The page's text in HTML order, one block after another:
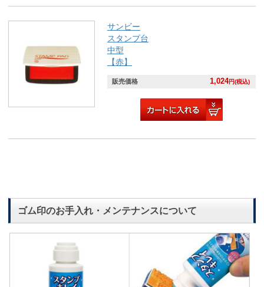
サンビー
スタンプ台
中型
【赤】
販売価格 1,024円(税込)
ゴム印のお手入れ・メンテナンスについて